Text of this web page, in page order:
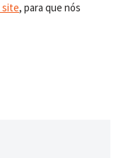
site, para que nós